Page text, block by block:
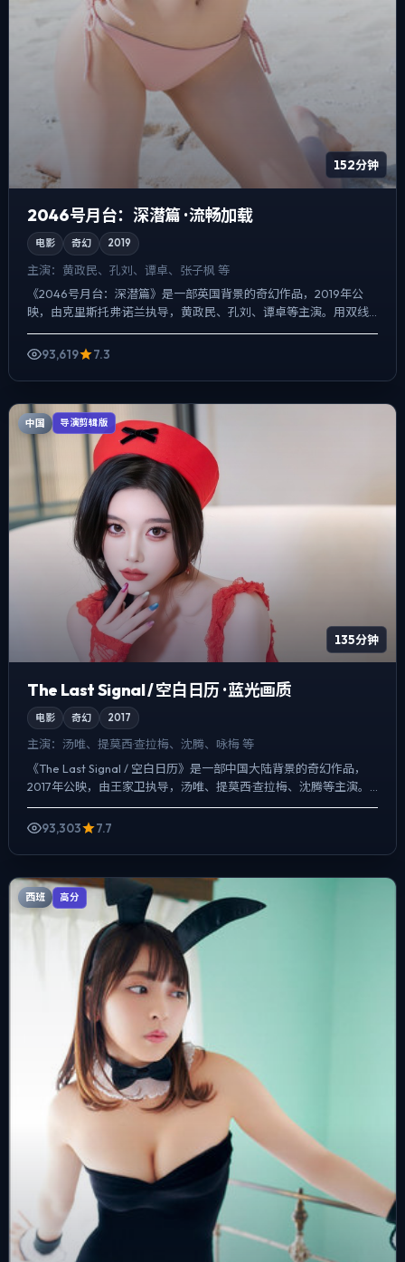
152分钟
2046号月台：深潜篇 · 流畅加载
电影 奇幻 2019
主演： 黄政民、孔刘、谭卓、张子枫 等
《2046号月台：深潜篇》是一部英国背景的奇幻作品，2019年公
映，由克里斯托弗·诺兰执导，黄政民、孔刘、谭卓等主演。用双线
93,619
7.3
中国 导演剪辑版
135分钟
The Last Signal / 空白日历 · 蓝光画质
电影 奇幻 2017
主演： 汤唯、提莫西·查拉梅、沈腾、咏梅 等
《The Last Signal / 空白日历》是一部中国大陆背景的奇幻作品，
2017年公映，由王家卫执导，汤唯、提莫西·查拉梅、沈腾等主演。
影像偏纪实质感，手持与固定机位交替...
93,303
7.7
西班 高分